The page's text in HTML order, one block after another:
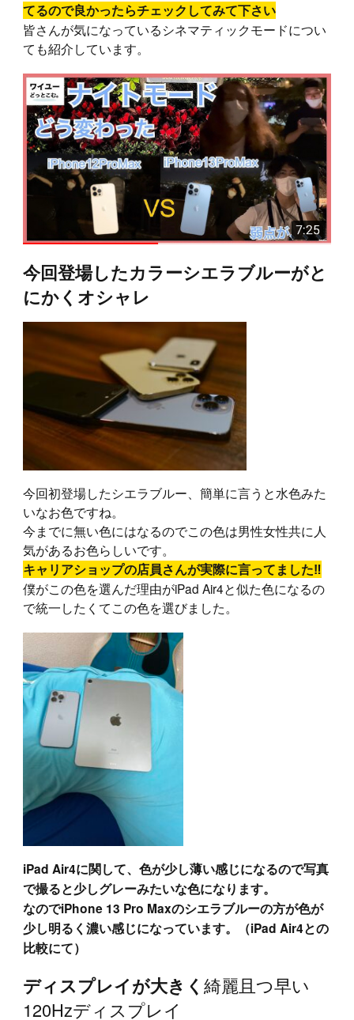
てるので良かったらチェックしてみて下さい
皆さんが気になっているシネマティックモードについ
ても紹介しています。
今回登場したカラーシエラブルーがと
にかくオシャレ
今回初登場したシエラブルー、簡単に言うと水色みた
いなお色ですね。
今までに無い色にはなるのでこの色は男性女性共に人
気があるお色らしいです。
キャリアショップの店員さんが実際に言ってました‼︎
僕がこの色を選んだ理由がiPad Air4と似た色になるの
で統一したくてこの色を選びました。
iPad Air4に関して、色が少し薄い感じになるので写真
で撮ると少しグレーみたいな色になります。
なのでiPhone 13 Pro Maxのシエラブルーの方が色が
少し明るく濃い感じになっています。（iPad Air4との
比較にて）
ディスプレイが大きく 綺麗且つ早い
120Hzディスプレイ